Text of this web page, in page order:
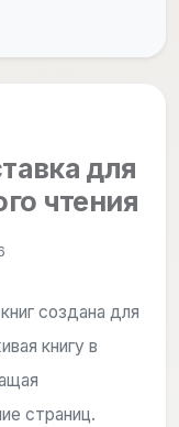
для
чтения
создана для
книгу в
страниц.